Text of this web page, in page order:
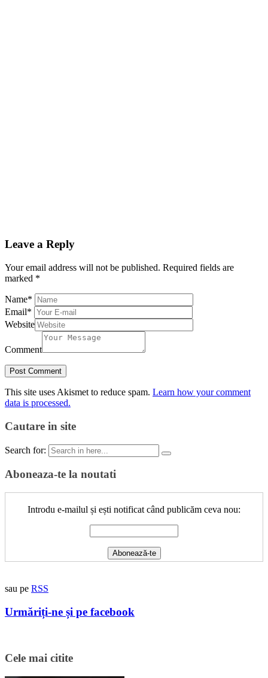
Leave a Reply
Your email address will not be published. Required fields are
marked *
Name*
Email*
Website
Comment
This site uses Akismet to reduce spam. Learn how your comment
data is processed.
Cautare in site
Search for:
Aboneaza-te la noutati
Introdu e-mailul și ești notificat când publicăm ceva nou:
sau pe RSS
Urmăriți-ne și pe facebook
Cele mai citite